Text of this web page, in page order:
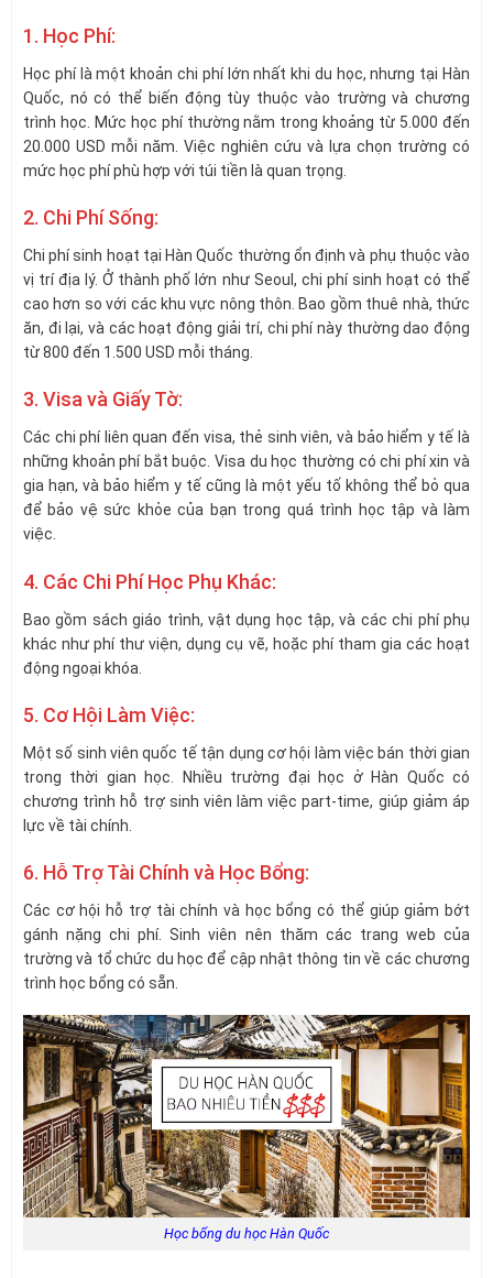
1. Học Phí:
Học phí là một khoản chi phí lớn nhất khi du học, nhưng tại Hàn
Quốc, nó có thể biến động tùy thuộc vào trường và chương
trình học. Mức học phí thường nằm trong khoảng từ 5.000 đến
20.000 USD mỗi năm. Việc nghiên cứu và lựa chọn trường có
mức học phí phù hợp với túi tiền là quan trọng.
2. Chi Phí Sống:
Chi phí sinh hoạt tại Hàn Quốc thường ổn định và phụ thuộc vào
vị trí địa lý. Ở thành phố lớn như Seoul, chi phí sinh hoạt có thể
cao hơn so với các khu vực nông thôn. Bao gồm thuê nhà, thức
ăn, đi lại, và các hoạt động giải trí, chi phí này thường dao động
từ 800 đến 1.500 USD mỗi tháng.
3. Visa và Giấy Tờ:
Các chi phí liên quan đến visa, thẻ sinh viên, và bảo hiểm y tế là
những khoản phí bắt buộc. Visa du học thường có chi phí xin và
gia hạn, và bảo hiểm y tế cũng là một yếu tố không thể bỏ qua
để bảo vệ sức khỏe của bạn trong quá trình học tập và làm
việc.
4. Các Chi Phí Học Phụ Khác:
Bao gồm sách giáo trình, vật dụng học tập, và các chi phí phụ
khác như phí thư viện, dụng cụ vẽ, hoặc phí tham gia các hoạt
động ngoại khóa.
5. Cơ Hội Làm Việc:
Một số sinh viên quốc tế tận dụng cơ hội làm việc bán thời gian
trong thời gian học. Nhiều trường đại học ở Hàn Quốc có
chương trình hỗ trợ sinh viên làm việc part-time, giúp giảm áp
lực về tài chính.
6. Hỗ Trợ Tài Chính và Học Bổng:
Các cơ hội hỗ trợ tài chính và học bổng có thể giúp giảm bớt
gánh nặng chi phí. Sinh viên nên thăm các trang web của
trường và tổ chức du học để cập nhật thông tin về các chương
trình học bổng có sẵn.
Học bổng du học Hàn Quốc